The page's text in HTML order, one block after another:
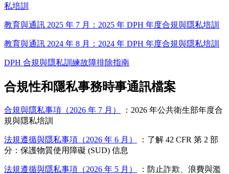
私培訓
教育與通訊 2025 年 7 月：2025 年 DPH 年度合規與隱私培訓
教育與通訊 2024 年 8 月：2024 年 DPH 年度合規與隱私培訓
DPH 合規與隱私訓練故障排除指南
合規性和隱私事務時事通訊檔案
合規與隱私事項（2026 年 7 月）
：2026 年公共衛生部年度合
規與隱私培訓
法規遵循與隱私事項（2026 年 6 月）
：了解 42 CFR 第 2 部
分：保護物質使用障礙 (SUD) 信息
法規遵循與隱私事項（2026 年 5 月）
：防止詐欺、浪費與濫